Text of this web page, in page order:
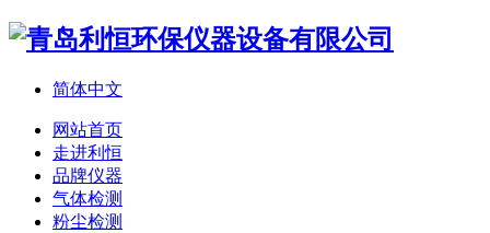
简体中文
网站首页
走进利恒
品牌仪器
气体检测
粉尘检测